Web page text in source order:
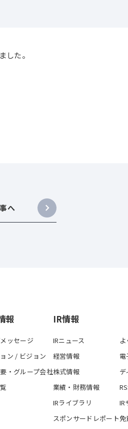
した。
へ
報
ッセージ
ン / ビジョン
・グループ会社
IR情報
IRニュース
経営情報
株式情報
業績・財務情報
IRライブラリ
スポンサードレポート
IR